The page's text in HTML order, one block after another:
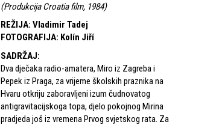
(Produkcija Croatia film, 1984)
REŽIJA: Vladimir Tadej
FOTOGRAFIJA: Kolín Jiří
SADRŽAJ:
Dva dječaka radio-amatera, Miro iz Zagreba i
Pepek iz Praga, za vrijeme školskih praznika na
Hvaru otkriju zaboravljeni izum čudnovatog
antigravitacijskoga topa, djelo pokojnog Mirina
pradjeda još iz vremena Prvog svjetskog rata. Za